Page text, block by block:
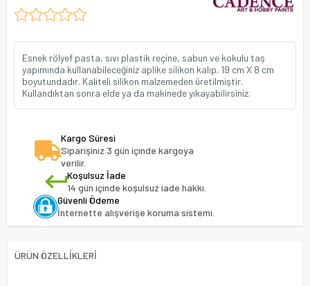
Esnek rölyef pasta, sıvı plastik reçine, sabun ve kokulu taş
yapımında kullanabileceğiniz aplike silikon kalıp. 19 cm X 8 cm
boyutundadır. Kaliteli silikon malzemeden üretilmiştir.
Kullandıktan sonra elde ya da makinede yıkayabilirsiniz.
Kargo Süresi
Siparişiniz 3 gün içinde kargoya
verilir.
Koşulsuz İade
14 gün içinde koşulsuz iade hakkı.
Güvenli Ödeme
İnternette alışverişe koruma sistemi.
ÜRÜN ÖZELLIKLERI